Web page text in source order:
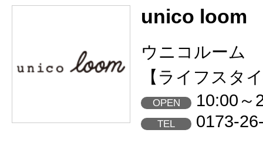
unico loom
ウニコルーム
【ライフスタ
OPEN 10:00～
TEL 0173-